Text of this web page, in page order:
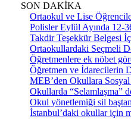
SON DAKİKA
Ortaokul ve Lise
Polisler Eylül Ayında 12-
Takdir Teşekkür Belgesi
Ortaokullardaki Seçmeli
Öğretmenlere ek nöbet
Öğretmen ve İdarecilerin
MEB’den Okullara Sosyal
Okullarda “Selamlaşma”
Okul yönetlemiği sil
İstanbul’daki okullar için